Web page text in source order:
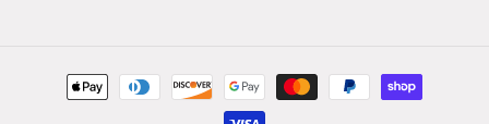
Moyens